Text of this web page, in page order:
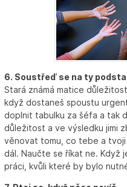
6. Soustřeď se na ty
Stará známá matice
když dostaneš spoustu
doplnit tabulku za šéfa a tak
důležitost a ve výsledku jimi
věnovat tomu, co tebe a
dál. Naučte se říkat ne. Když
práci, kvůli které by bylo